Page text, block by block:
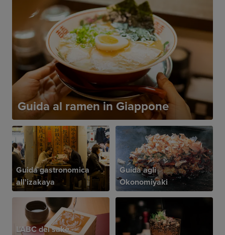
Guida al ramen in Giappone
Guida gastronomica
all'izakaya
Guida agli
Okonomiyaki
L'ABC del sakè -